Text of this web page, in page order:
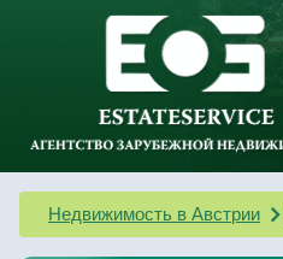
Недвижимость в Австрии